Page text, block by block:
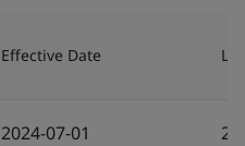
Effective Date
2024-07-01